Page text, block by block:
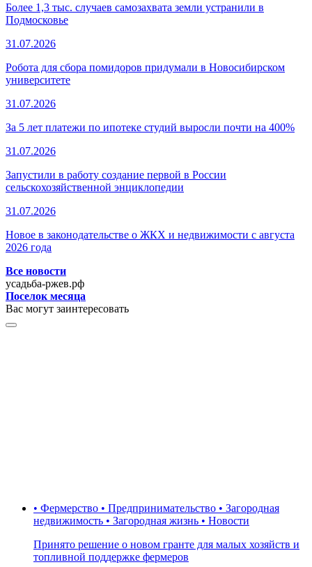
Более 1,3 тыс. случаев самозахвата земли устранили в
Подмосковье
31.07.2026
Робота для сбора помидоров придумали в Новосибирском
университете
31.07.2026
За 5 лет платежи по ипотеке студий выросли почти на 400%
31.07.2026
Запустили в работу создание первой в России
сельскохозяйственной энциклопедии
31.07.2026
Новое в законодательстве о ЖКХ и недвижимости с августа
2026 года
Все новости
усадьба-ржев.рф
Поселок месяца
Вас могут заинтересовать
• Фермерство • Предпринимательство • Загородная
недвижимость • Загородная жизнь • Новости
Принято решение о новом гранте для малых хозяйств и
топливной поддержке фермеров